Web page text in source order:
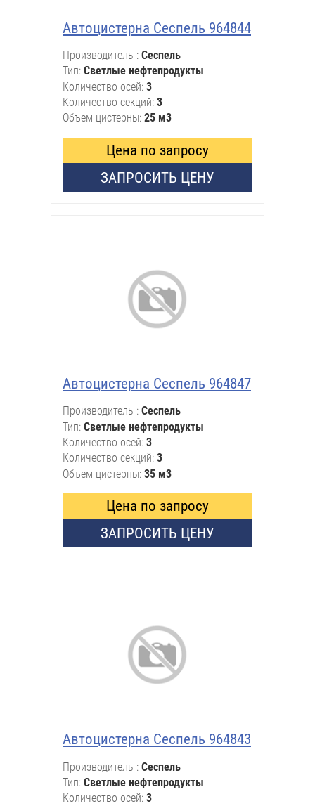
Автоцистерна Сеспель 964844
Производитель
Сеспель
Тип Светлые нефтепродукты
Количество осей 3
Количество секций 3
Объем цистерны 25 м3
Цена по запросу
ЗАПРОСИТЬ ЦЕНУ
Автоцистерна Сеспель 964847
Производитель
Сеспель
Тип Светлые нефтепродукты
Количество осей 3
Количество секций 3
Объем цистерны 35 м3
Цена по запросу
ЗАПРОСИТЬ ЦЕНУ
Автоцистерна Сеспель 964843
Производитель
Сеспель
Тип Светлые нефтепродукты
Количество осей 3